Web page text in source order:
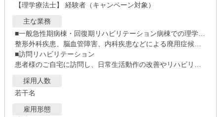
【理学療法士】 経験者（キャンペーン対象）
主な業務
■一般急性期病棟・回復期リハビリテーション病棟での理学療法
整形外科疾患、脳血管障害、内科疾患などによる廃用症候群の患者様に対し、回復を目指した理学療法を実施します。
■訪問リハビリテーション
患者様のご自宅に訪問し、日常生活動作の改善やリハビリテーションを行います。
採用人数
若干名
雇用形態